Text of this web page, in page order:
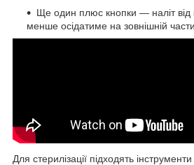
Ще один плюс кнопки — наліт від
менше осідатиме на зовнішній
Для стерилізації підходять